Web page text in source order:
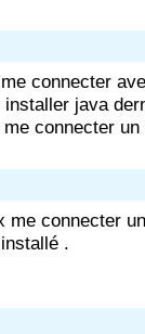
connecter
installer java
connecter un
me connecter
.